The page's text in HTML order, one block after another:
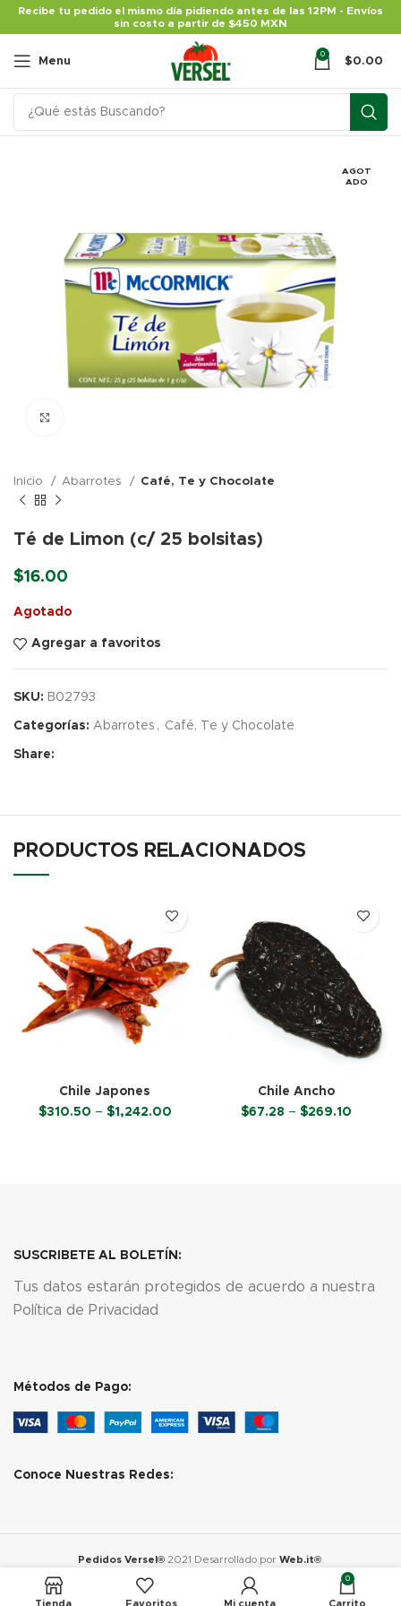
Recibe tu pedido el mismo día pidiendo antes de las 12PM - Envíos
sin costo a partir de $450 MXN
Menu
0
$0.00
AGOT
ADO
Inicio Abarrotes Café, Te y Chocolate
Té de Limon (c/ 25 bolsitas)
$16.00
Agotado
Agregar a favoritos
SKU: B02793
Categorías: Abarrotes , Café, Te y Chocolate
Share:
PRODUCTOS RELACIONADOS
Chile Japones
$310.50 – $1,242.00Price
Chile Ancho
$67.28 – $269.10
SUSCRIBETE AL BOLETÍN:
Tus datos estarán protegidos de acuerdo a nuestra
Política de Privacidad
Métodos de Pago:
Conoce Nuestras Redes:
Pedidos Versel® 2021 Desarrollado por Web.it®.
Tienda Favoritos Mi cuenta
0
Carrito